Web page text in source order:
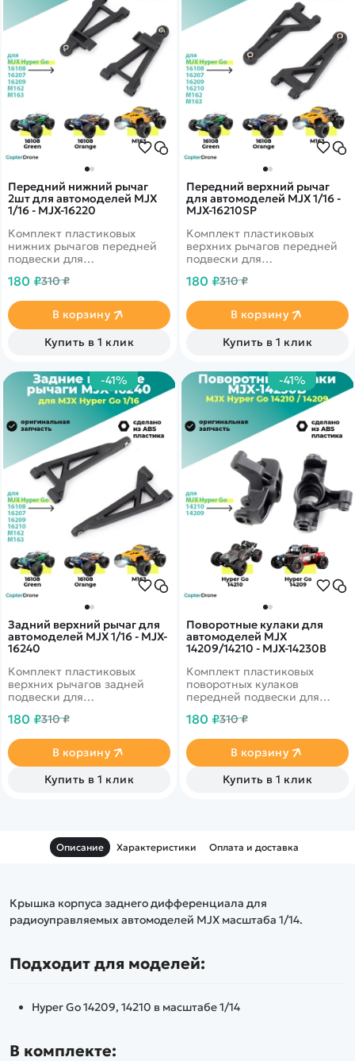
Передний нижний рычаг
2шт для автомоделей MJX
1/16 - MJX-16220
Комплект пластиковых
нижних рычагов передней
подвески для
автомоделей MJX масштаба
180 ₽310 ₽
В корзину
Купить в 1 клик
Передний верхний рычаг
для автомоделей MJX 1/16 -
MJX-16210SP
Комплект пластиковых
верхних рычагов передней
подвески для
автомоделей MJX масштаба
180 ₽310 ₽
В корзину
Купить в 1 клик
-41%
Задний верхний рычаг для
автомоделей MJX 1/16 - MJX-
16240
Комплект пластиковых
верхних рычагов задней
подвески для
автомоделей MJX Hyper Go
MJX MEW4 M163 масштаба
1/16.
180 ₽310 ₽
В корзину
Купить в 1 клик
-41%
Поворотные кулаки для
автомоделей MJX
14209/14210 - MJX-14230B
Комплект пластиковых
поворотных кулаков
передней подвески для
автомоделей MJX Hyper Go
180 ₽310 ₽
В корзину
Купить в 1 клик
Описание Характеристики Оплата и доставка
Крышка корпуса заднего дифференциала для
радиоуправляемых автомоделей MJX масштаба 1/14.
Подходит для моделей:
Hyper Go 14209, 14210 в масштабе 1/14
В комплекте: